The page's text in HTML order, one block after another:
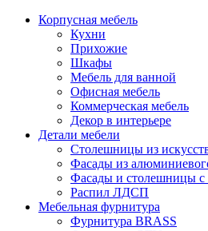
Корпусная мебель
Кухни
Прихожие
Шкафы
Мебель для ванной
Офисная мебель
Коммерческая мебель
Декор в интерьере
Детали мебели
Столешницы из
Фасады из
Фасады и столешницы с
Распил ЛДСП
Мебельная фурнитура
Фурнитура BRASS